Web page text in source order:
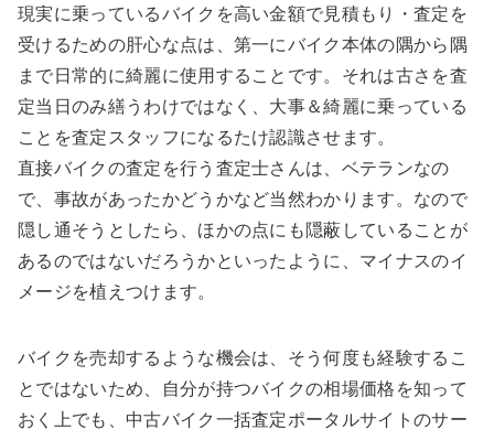
現実に乗っているバイクを高い金額で見積もり・査定を
受けるための肝心な点は、第一にバイク本体の隅から隅
まで日常的に綺麗に使用することです。それは古さを査
定当日のみ繕うわけではなく、大事＆綺麗に乗っている
ことを査定スタッフになるたけ認識させます。
直接バイクの査定を行う査定士さんは、ベテランなの
で、事故があったかどうかなど当然わかります。なので
隠し通そうとしたら、ほかの点にも隠蔽していることが
あるのではないだろうかといったように、マイナスのイ
メージを植えつけます。
バイクを売却するような機会は、そう何度も経験するこ
とではないため、自分が持つバイクの相場価格を知って
おく上でも、中古バイク一括査定ポータルサイトのサー